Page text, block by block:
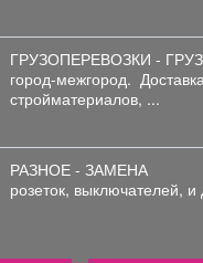
ГРУЗОПЕРЕВОЗКИ -
город-межгород. Доставка
стройматериалов, ...
РАЗНОЕ - ЗАМЕНА
розеток, выключателей,